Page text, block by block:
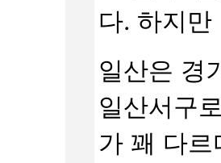
다. 하지
일산은 경
일산서구
가 꽤 다르